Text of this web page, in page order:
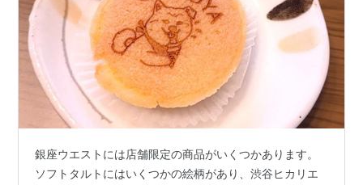
銀座ウエストには店舗限定の商品がいくつかあります。
ソフトタルトにはいくつかの絵柄があり、渋谷ヒカリエ